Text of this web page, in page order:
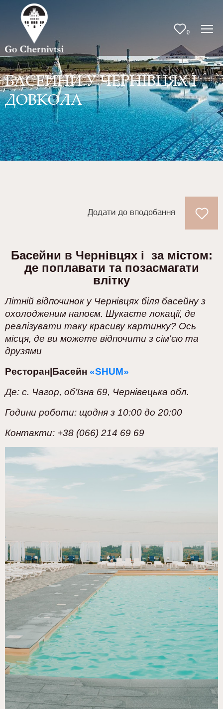
0
БАСЕЙНИ У ЧЕРНІВЦЯХ І
ДОВКОЛА
Додати до вподобання
Басейни в Чернівцях і за містом:
де поплавати та позасмагати
влітку
Літній відпочинок у Чернівцях біля басейну з
охолодженим напоєм. Шукаєте локації, де
реалізувати таку красиву картинку? Ось
місця, де ви можете відпочити з сім'єю та
друзями
Ресторан|Басейн «SHUM»
Де: с. Чагор, об’їзна 69, Чернівецька обл.
Години роботи: щодня з 10:00 до 20:00
Контакти: +38 (066) 214 69 69